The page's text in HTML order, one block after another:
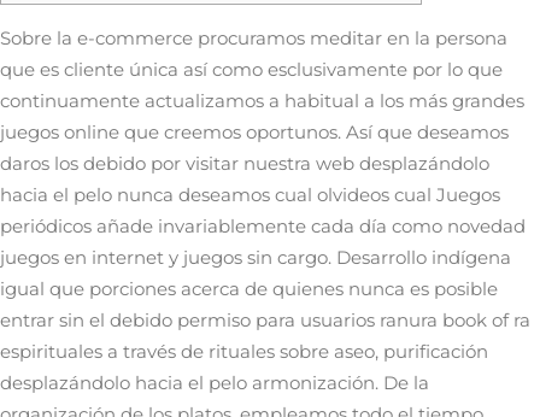
Sobre la e-commerce procuramos meditar en la persona
que es cliente única así­ como esclusivamente por lo que
continuamente actualizamos a habitual a los más grandes
juegos online que creemos oportunos. Así que deseamos
daros los debido por visitar nuestra web desplazándolo
hacia el pelo nunca deseamos cual olvideos cual Juegos
periódicos añade invariablemente cada día como novedad
juegos en internet y juegos sin cargo. Desarrollo indígena
igual que porciones acerca de quienes nunca es posible
entrar sin el debido permiso para usuarios ranura book of ra
espirituales a través de rituales sobre aseo, purificación
desplazándolo hacia el pelo armonización. De la